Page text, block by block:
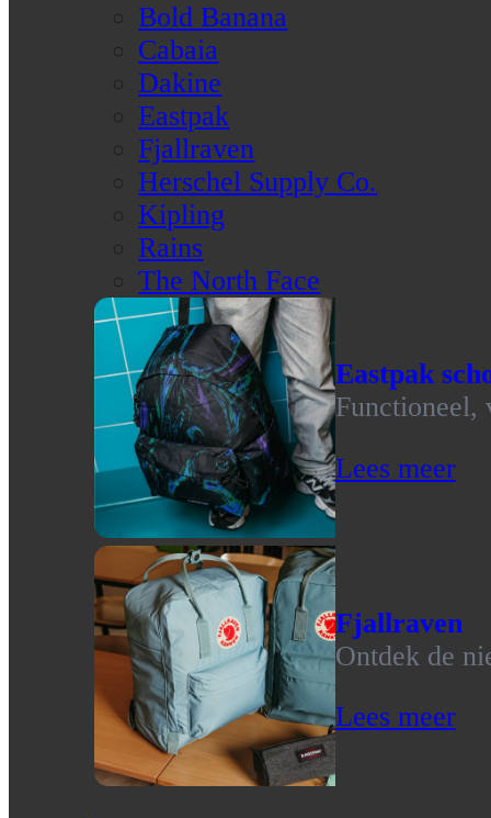
Bold Banana
Cabaia
Dakine
Eastpak
Fjallraven
Herschel Supply Co.
Kipling
Rains
The North Face
Eastpak
Functioneel,
Lees meer
Fjallraven
Ontdek de
Lees meer